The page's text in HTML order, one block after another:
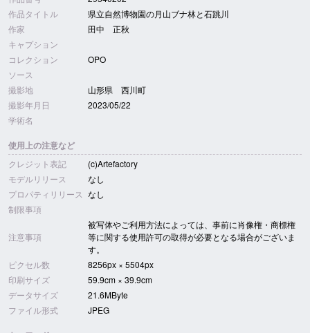
作品タイトル
県立自然博物園の月山ブナ林と石跳川
作家
田中 正秋
キャプション
コレクション
OPO
ソース
撮影地
山形県 西川町
撮影年月日
2023/05/22
学術名
使用上の注意など
クレジット表記
(c)Artefactory
モデルリリース
なし
プロパティリリース なし
制限事項
注意事項
被写体やご利用方法によっては、事前に肖像権・商標権
等に関する使用許可の取得が必要となる場合がございま
す。
ピクセル数
8256px × 5504px
印刷サイズ
59.9cm × 39.9cm
データサイズ
21.6MByte
ファイル形式
JPEG